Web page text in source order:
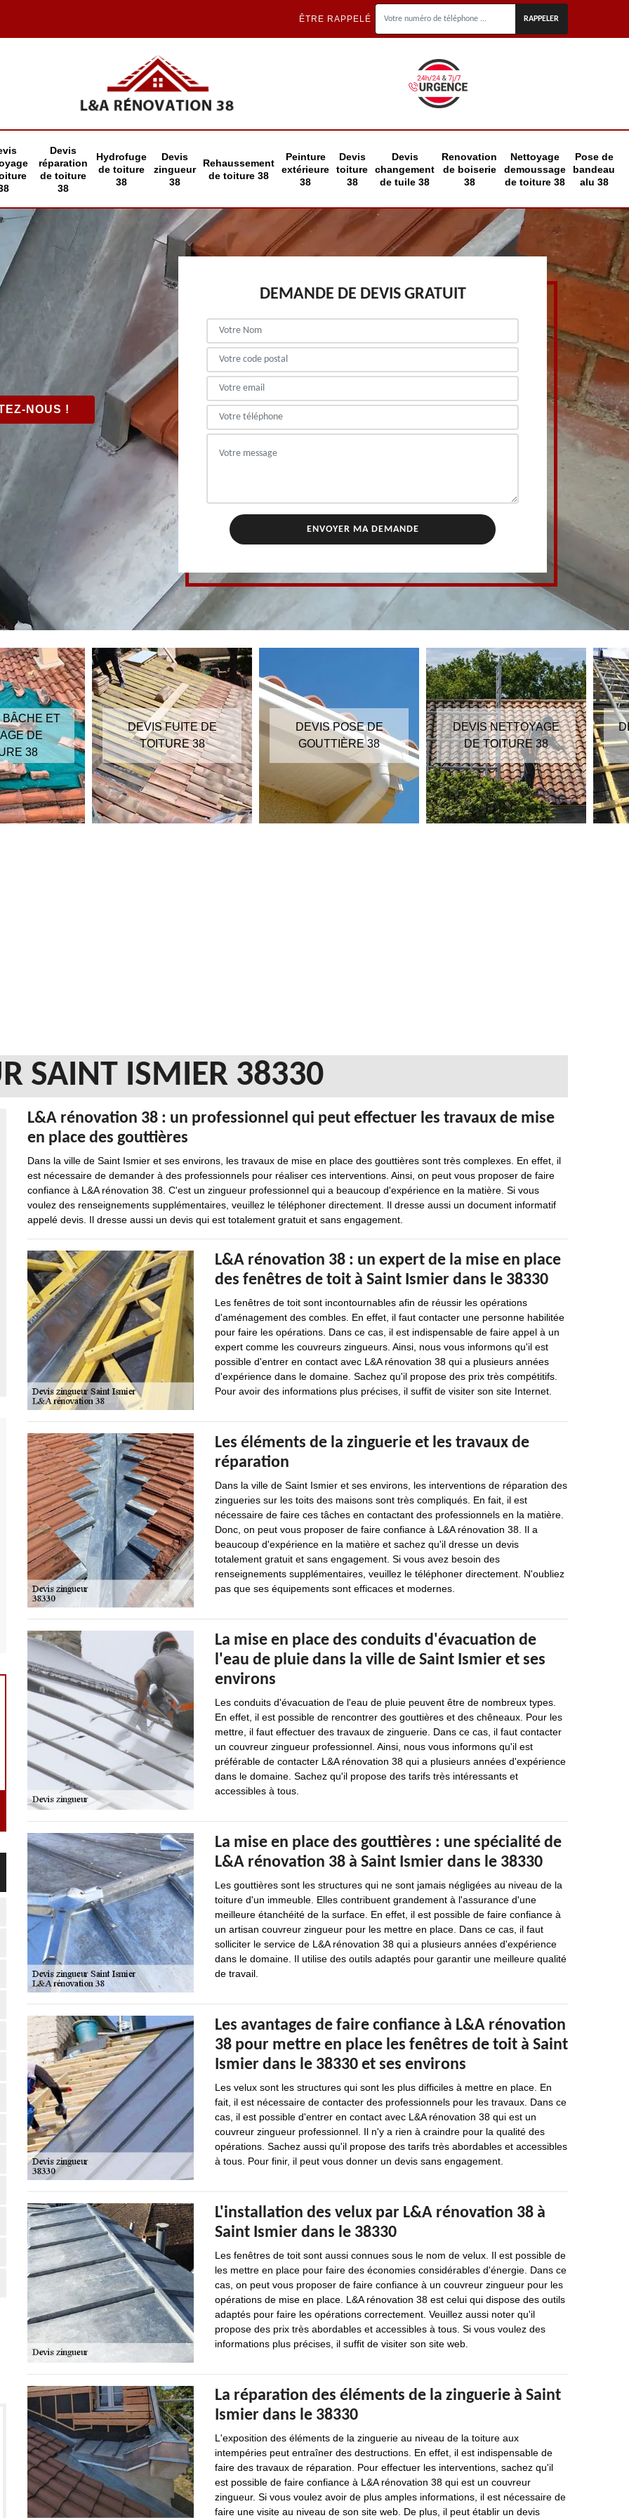
ÊTRE RAPPELÉ
Devis
réparation
de toiture
38
Hydrofuge
de toiture
38
Devis
zingueur
38
Rehaussement
de toiture 38
Peinture
extérieure
38
Devis
toiture
38
Devis
changement
de tuile 38
Renovation
de boiserie
38
Nettoyage
demoussage
de toiture 38
Pose de
bandeau
alu 38
NOUS !
DEMANDE DE DEVIS GRATUIT
BÂCHE ET
DE
38
DEVIS FUITE DE
TOITURE 38
DEVIS POSE DE
GOUTTIÈRE 38
DEVIS NETTOYAGE
DE TOITURE 38
SAINT ISMIER 38330
L&A rénovation 38 : un professionnel qui peut effectuer les travaux de mise
en place des gouttières
Dans la ville de Saint Ismier et ses environs, les travaux de mise en place des gouttières sont très complexes. En effet, il
est nécessaire de demander à des professionnels pour réaliser ces interventions. Ainsi, on peut vous proposer de faire
confiance à L&A rénovation 38. C'est un zingueur professionnel qui a beaucoup d'expérience en la matière. Si vous
voulez des renseignements supplémentaires, veuillez le téléphoner directement. Il dresse aussi un document informatif
appelé devis. Il dresse aussi un devis qui est totalement gratuit et sans engagement.
L&A rénovation 38 : un expert de la mise en place
des fenêtres de toit à Saint Ismier dans le 38330
Les fenêtres de toit sont incontournables afin de réussir les opérations
d'aménagement des combles. En effet, il faut contacter une personne habilitée
pour faire les opérations. Dans ce cas, il est indispensable de faire appel à un
expert comme les couvreurs zingueurs. Ainsi, nous vous informons qu'il est
possible d'entrer en contact avec L&A rénovation 38 qui a plusieurs années
d'expérience dans le domaine. Sachez qu'il propose des prix très compétitifs.
Pour avoir des informations plus précises, il suffit de visiter son site Internet.
Les éléments de la zinguerie et les travaux de
réparation
Dans la ville de Saint Ismier et ses environs, les interventions de réparation des
zingueries sur les toits des maisons sont très compliqués. En fait, il est
nécessaire de faire ces tâches en contactant des professionnels en la matière.
Donc, on peut vous proposer de faire confiance à L&A rénovation 38. Il a
beaucoup d'expérience en la matière et sachez qu'il dresse un devis
totalement gratuit et sans engagement. Si vous avez besoin des
renseignements supplémentaires, veuillez le téléphoner directement. N'oubliez
pas que ses équipements sont efficaces et modernes.
La mise en place des conduits d'évacuation de
l'eau de pluie dans la ville de Saint Ismier et ses
environs
Les conduits d'évacuation de l'eau de pluie peuvent être de nombreux types.
En effet, il est possible de rencontrer des gouttières et des chêneaux. Pour les
mettre, il faut effectuer des travaux de zinguerie. Dans ce cas, il faut contacter
un couvreur zingueur professionnel. Ainsi, nous vous informons qu'il est
préférable de contacter L&A rénovation 38 qui a plusieurs années d'expérience
dans le domaine. Sachez qu'il propose des tarifs très intéressants et
accessibles à tous.
La mise en place des gouttières : une spécialité de
L&A rénovation 38 à Saint Ismier dans le 38330
Les gouttières sont les structures qui ne sont jamais négligées au niveau de la
toiture d'un immeuble. Elles contribuent grandement à l'assurance d'une
meilleure étanchéité de la surface. En effet, il est possible de faire confiance à
un artisan couvreur zingueur pour les mettre en place. Dans ce cas, il faut
solliciter le service de L&A rénovation 38 qui a plusieurs années d'expérience
dans le domaine. Il utilise des outils adaptés pour garantir une meilleure qualité
de travail.
Les avantages de faire confiance à L&A rénovation
38 pour mettre en place les fenêtres de toit à Saint
Ismier dans le 38330 et ses environs
Les velux sont les structures qui sont les plus difficiles à mettre en place. En
fait, il est nécessaire de contacter des professionnels pour les travaux. Dans ce
cas, il est possible d'entrer en contact avec L&A rénovation 38 qui est un
couvreur zingueur professionnel. Il n'y a rien à craindre pour la qualité des
opérations. Sachez aussi qu'il propose des tarifs très abordables et accessibles
à tous. Pour finir, il peut vous donner un devis sans engagement.
L'installation des velux par L&A rénovation 38 à
Saint Ismier dans le 38330
Les fenêtres de toit sont aussi connues sous le nom de velux. Il est possible de
les mettre en place pour faire des économies considérables d'énergie. Dans ce
cas, on peut vous proposer de faire confiance à un couvreur zingueur pour les
opérations de mise en place. L&A rénovation 38 est celui qui dispose des outils
adaptés pour faire les opérations correctement. Veuillez aussi noter qu'il
propose des prix très abordables et accessibles à tous. Si vous voulez des
informations plus précises, il suffit de visiter son site web.
La réparation des éléments de la zinguerie à Saint
Ismier dans le 38330
L'exposition des éléments de la zinguerie au niveau de la toiture aux
intempéries peut entraîner des destructions. En effet, il est indispensable de
faire des travaux de réparation. Pour effectuer les interventions, sachez qu'il
est possible de faire confiance à L&A rénovation 38 qui est un couvreur
zingueur. Si vous voulez avoir de plus amples informations, il est nécessaire de
faire une visite au niveau de son site web. De plus, il peut établir un devis